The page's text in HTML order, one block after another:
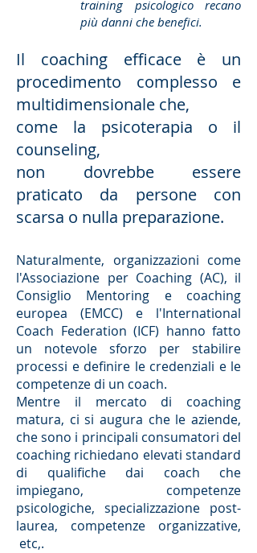
training psicologico recano
più danni che benefici.
Il coaching efficace è un
procedimento complesso e
multidimensionale che,
come la psicoterapia o il
counseling,
non dovrebbe essere
praticato da persone con
scarsa o nulla preparazione.
Naturalmente, organizzazioni come
l'Associazione per Coaching (AC), il
Consiglio Mentoring e coaching
europea (EMCC) e l'International
Coach Federation (ICF) hanno fatto
un notevole sforzo per stabilire
processi e definire le credenziali e le
competenze di un coach.
Mentre il mercato di coaching
matura, ci si augura che le aziende,
che sono i principali consumatori del
coaching richiedano elevati standard
di qualifiche dai coach che
impiegano, competenze
psicologiche, specializzazione post-
laurea, competenze organizzative,
etc,.